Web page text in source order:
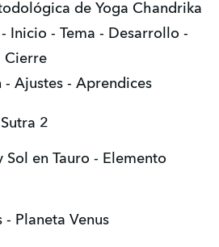
de Yoga Chandrika
Inicio - Tema - Desarrollo -
Cierre
- Ajustes - Aprendices
2
Sol en Tauro - Elemento
Planeta Venus